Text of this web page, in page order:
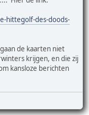
hittegolf-des-doods-
de kaarten niet
krijgen, en die zij
kansloze berichten